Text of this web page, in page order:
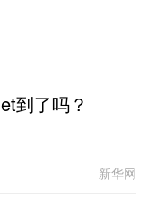
到了吗？
新华网